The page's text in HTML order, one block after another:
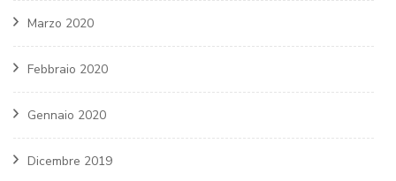
Marzo 2020
Febbraio 2020
Gennaio 2020
Dicembre 2019